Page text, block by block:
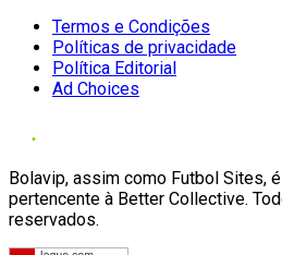
Termos e Condições
Políticas de privacidade
Política Editorial
Ad Choices
Bolavip, assim como Futbol Sites,
pertencente à Better Collective.
reservados.